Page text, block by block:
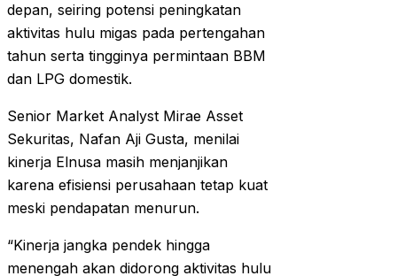
depan, seiring potensi peningkatan
aktivitas hulu migas pada pertengahan
tahun serta tingginya permintaan BBM
dan LPG domestik.
Senior Market Analyst Mirae Asset
Sekuritas, Nafan Aji Gusta, menilai
kinerja Elnusa masih menjanjikan
karena efisiensi perusahaan tetap kuat
meski pendapatan menurun.
“Kinerja jangka pendek hingga
menengah akan didorong aktivitas hulu